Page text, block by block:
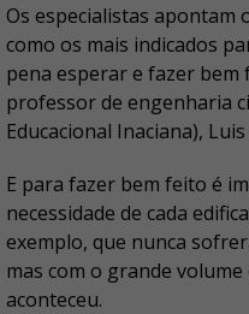
Os especialistas apontam
como os mais indicados
pena esperar e fazer bem
professor de engenharia
Educacional Inaciana),
E para fazer bem feito é
necessidade de cada
exemplo, que nunca
mas com o grande
aconteceu.